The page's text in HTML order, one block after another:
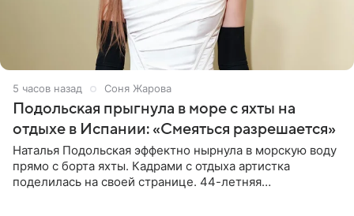
5 часов назад Соня Жарова
Подольская прыгнула в море с яхты на
отдыхе в Испании: «Смеяться разрешается»
Наталья Подольская эффектно нырнула в морскую воду
прямо с борта яхты. Кадрами с отдыха артистка
поделилась на своей странице. 44-летняя